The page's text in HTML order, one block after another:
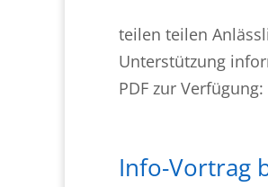
teilen teilen
Unterstützung
PDF zur
Info-Vortrag